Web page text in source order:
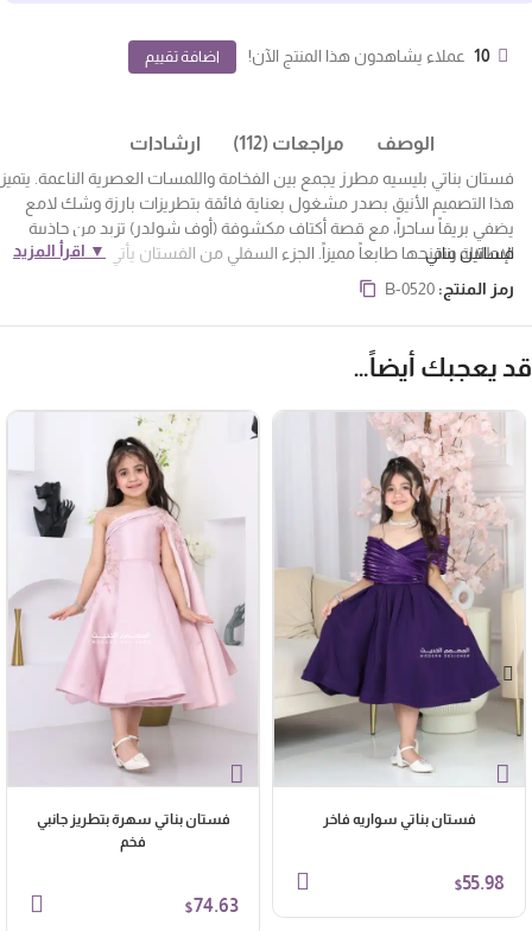
10 عملاء يشاهدون هذا المنتج الآن! اضافة تقييم
الوصف مراجعات (112) ارشادات
فستان بناتي بليسيه مطرز يجمع بين الفخامة واللمسات العصرية الناعمة. يتميز
هذا التصميم الأنيق بصدر مشغول بعناية فائقة بتطريزات بارزة وشك لامع
يضفي بريقاً ساحراً، مع قصة أكتاف مكشوفة (أوف شولدر) تزيد من جاذبية
الإطلالة وتمنحها طابعاً مميزاً. الجزء السفلي من الفستان يأتي بتصميم كسرات
واسعة ومنفوشة تمنح طفلتك حرية في الحركة ودورانًا انسيابيًا يخطف الأنظار،
مما يجعله الخيار المثالي عند البحث عن فساتين مناسبات أطفال للأعراس أو
فستان عيد فخم. تم اختيار الخامات بدقة لتكون مريحة وناعمة على بشرة
الأطفال لضمان راحتهم طوال الحفل. هذا الموديل من “المصمم الحديث” هو
ما تبحث عنه كل أم ترغب في ملابس أطفال بنات بتصميم راقي يناسب الذوق
فساتين بناتي
▼ اقرأ المزيد
رمز المنتج:B-0520
يعجبك أيضاً…
فستان بناتي سواريه فاخر
$55.98
فستان بناتي سهرة بتطريز جانبي
فخم
$74.63